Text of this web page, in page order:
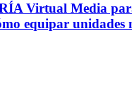
Virtual Media
equipar unidades